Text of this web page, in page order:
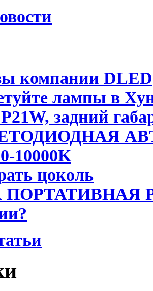
компании DLED
лампы в
задний
10000K
цоколь
ПОРТАТИВНАЯ